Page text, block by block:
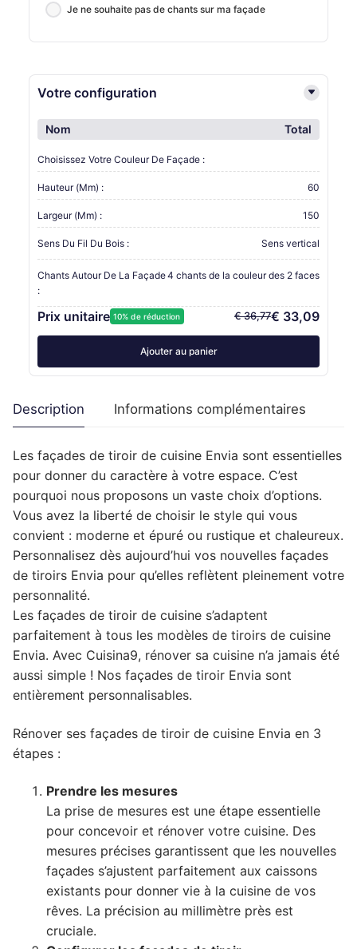
Je ne souhaite pas de chants sur ma façade
Votre configuration
Nom Total
Choisissez Votre Couleur De Façade :
Hauteur (mm) : 60
Largeur (mm) : 150
Sens Du Fil Du Bois : Sens vertical
Chants Autour De La Façade
:
4 chants de la couleur des 2 faces
Prix unitaire 10% de réduction € 36,77€ 33,09
Ajouter au panier
Description Informations complémentaires
Les façades de tiroir de cuisine Envia sont essentielles
pour donner du caractère à votre espace. C’est
pourquoi nous proposons un vaste choix d’options.
Vous avez la liberté de choisir le style qui vous
convient : moderne et épuré ou rustique et chaleureux.
Personnalisez dès aujourd’hui vos nouvelles façades
de tiroirs Envia pour qu’elles reflètent pleinement votre
personnalité.
Les façades de tiroir de cuisine s’adaptent
parfaitement à tous les modèles de tiroirs de cuisine
Envia. Avec Cuisina9, rénover sa cuisine n’a jamais été
aussi simple ! Nos façades de tiroir Envia sont
entièrement personnalisables.
Rénover ses façades de tiroir de cuisine Envia en 3
étapes :
Prendre les mesures
La prise de mesures est une étape essentielle
pour concevoir et rénover votre cuisine. Des
mesures précises garantissent que les nouvelles
façades s’ajustent parfaitement aux caissons
existants pour donner vie à la cuisine de vos
rêves. La précision au millimètre près est
cruciale.